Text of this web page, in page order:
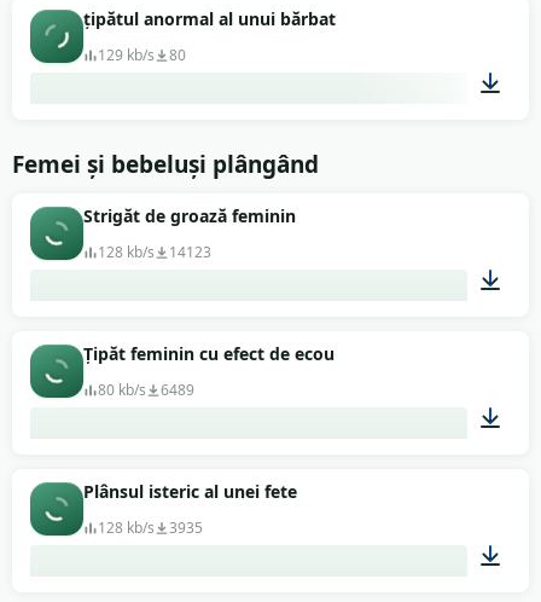
țipătul anormal al unui bărbat
129 kb/s 80
Femei și bebeluși plângând
Strigăt de groază feminin
128 kb/s 14123
Țipăt feminin cu efect de ecou
80 kb/s 6489
Plânsul isteric al unei fete
128 kb/s 3935